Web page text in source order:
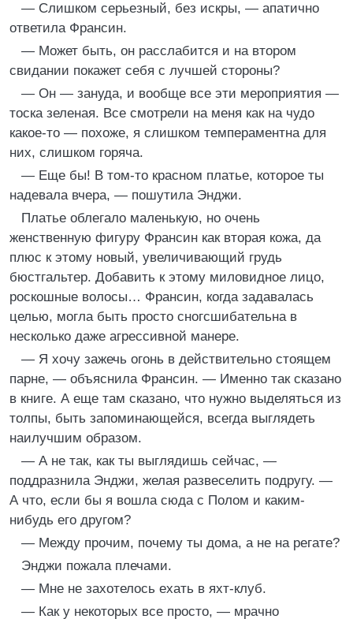
— Слишком серьезный, без искры, — апатично
ответила Франсин.
— Может быть, он расслабится и на втором
свидании покажет себя с лучшей стороны?
— Он — зануда, и вообще все эти мероприятия —
тоска зеленая. Все смотрели на меня как на чудо
какое-то — похоже, я слишком темпераментна для
них, слишком горяча.
— Еще бы! В том-то красном платье, которое ты
надевала вчера, — пошутила Энджи.
Платье облегало маленькую, но очень
женственную фигуру Франсин как вторая кожа, да
плюс к этому новый, увеличивающий грудь
бюстгальтер. Добавить к этому миловидное лицо,
роскошные волосы… Франсин, когда задавалась
целью, могла быть просто сногсшибательна в
несколько даже агрессивной манере.
— Я хочу зажечь огонь в действительно стоящем
парне, — объяснила Франсин. — Именно так сказано
в книге. А еще там сказано, что нужно выделяться из
толпы, быть запоминающейся, всегда выглядеть
наилучшим образом.
— А не так, как ты выглядишь сейчас, —
поддразнила Энджи, желая развеселить подругу. —
А что, если бы я вошла сюда с Полом и каким-
нибудь его другом?
— Между прочим, почему ты дома, а не на регате?
Энджи пожала плечами.
— Мне не захотелось ехать в яхт-клуб.
— Как у некоторых все просто, — мрачно